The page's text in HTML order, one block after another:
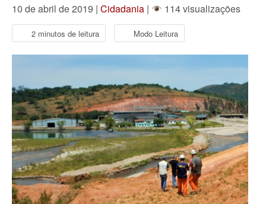
10 de abril de 2019 | Cidadania | 114 visualizações
2 minutos de leitura Modo Leitura